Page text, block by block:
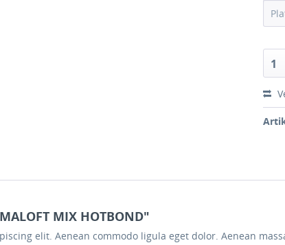
1
MIX HOTBOND"
elit. Aenean commodo ligula eget dolor. Aenean